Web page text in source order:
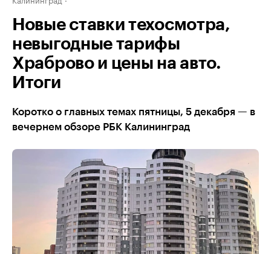
Новые ставки техосмотра,
невыгодные тарифы
Храброво и цены на авто.
Итоги
Коротко о главных темах пятницы, 5 декабря — в
вечернем обзоре РБК Калининград